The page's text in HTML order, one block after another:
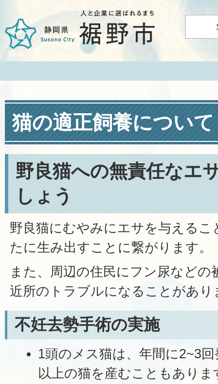
猫の適正飼養について
野良猫への無責任なエ
しょう
野良猫にむやみにエサを与えるこ
たに生み出すことに繋がります。
また、周辺の住民にフン尿などの
近所のトラブルになることがあり
不妊去勢手術の実施
1頭のメス猫は、年間に2~3
以上の猫を産むこともありま